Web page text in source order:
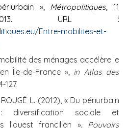
», Métropolitiques, 11
URL :
Entre-mobilites-et-
mobilité des ménages accélère le
Île-de-France », in Atlas des
127.
ROUGÉ L. (2012), « Du périurbain
diversification sociale et
l’ouest francilien ». Pouvoirs